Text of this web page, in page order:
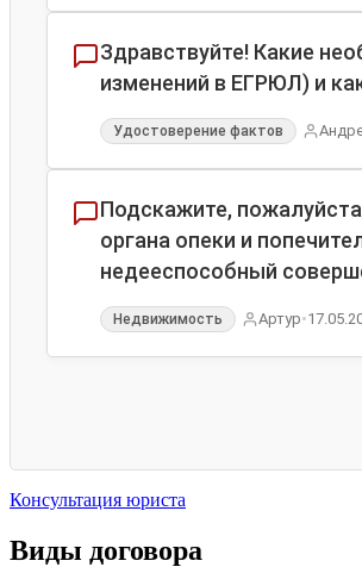
Здравствуйте! Какие
изменений в ЕГРЮЛ) и
Удостоверение фактов
Подскажите,
органа опеки и
недееспособный
Недвижимость Артур•
Консультация юриста
Виды договора